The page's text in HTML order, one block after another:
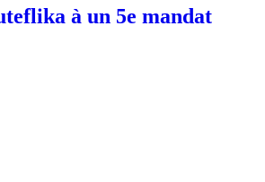
à un 5e mandat